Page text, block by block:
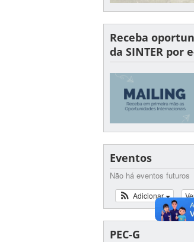
Receba
da SINTER por
Eventos
Não há eventos futuros
Adicionar
PEC-G